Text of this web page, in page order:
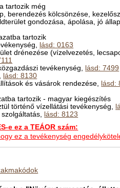
tartozik még
berendezés kölcsönzése,
gondozása, ápolása, jó
tartozik
lásd: 0163
drénezése (vízelvezetés,
tevékenység, lásd: 7499
lásd: 8130
és vásárok rendezése, lásd:
tartozik - magyar kiegészítés
történő vízellátási tevékenység,
lásd: 8123
e ez a TEÁOR szám:
ez a tevékenység